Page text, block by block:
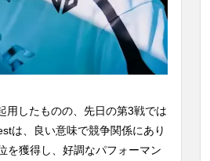
用したものの、先日の第3戦では
は、良い意味で競争関係にあり
を獲得し、好調なパフォーマン